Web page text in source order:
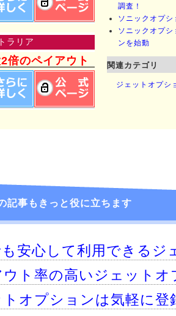
ラリア
倍のペイアウト
調査！
ソニックオプ
ソニックオプ
ンを始動
関連カテゴリ
ジェットオプシ
記事もきっと役に立ちます
安心して利用できるジ
ト率の高いジェットオ
トオプションは気軽に登